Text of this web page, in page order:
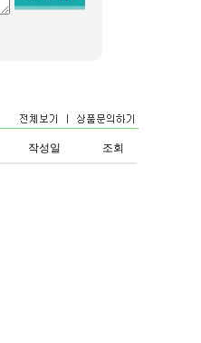
작성일 조회